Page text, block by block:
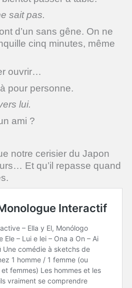
sait pas.
d’un sans gêne. On ne
cinq minutes, même
ouvrir…
pour personne.
lui.
ami ?
notre cerisier du Japon
Et qu’il repasse quand